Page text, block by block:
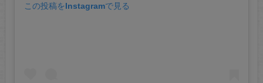
この投稿をInstagramで見る